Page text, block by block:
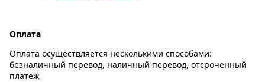
Оплата
Оплата осуществляется несколькими способами:
безналичный перевод, наличный перевод, отсроченный
платеж